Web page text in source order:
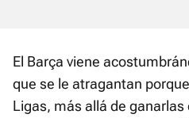
El Barça viene
que se le atragantan
Ligas, más allá de